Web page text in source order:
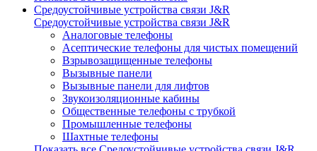
Средоустойчивые устройства связи J&R
Средоустойчивые устройства связи J&R
Аналоговые телефоны
Асептические телефоны для чистых помещений
Взрывозащищенные телефоны
Вызывные панели
Вызывные панели для лифтов
Звукоизоляционные кабины
Общественные телефоны с трубкой
Промышленные телефоны
Шахтные телефоны